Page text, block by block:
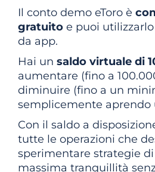
Il conto demo eToro è
gratuito e puoi
da app.
Hai un saldo virtuale di
aumentare (fino a
diminuire (fino a un
semplicemente aprendo
Con il saldo a
tutte le operazioni che
sperimentare strategie
massima tranquillità